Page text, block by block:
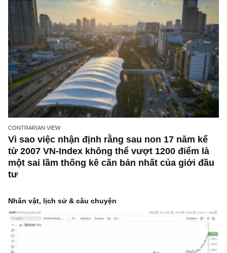
CONTRARIAN VIEW
Suy ngẫm ngắn: Chu kỳ của thái độ đám
đối với rủi ro, ngài Howard Marks
Rủi ro của việc tiêu cực đến mức không dám
đầu tư (the risk of not investing)